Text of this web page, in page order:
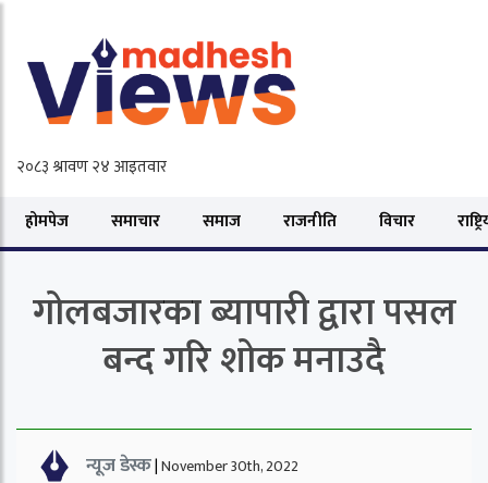
होमपेज समाचार समाज राजनीति विचार
गोलबजारका ब्यापारी द्वारा पसल
बन्द गरि शोक मनाउदै
न्यूज डेस्क|November 30th, 2022